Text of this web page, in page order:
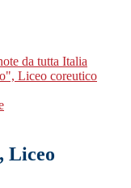
da tutta Italia
Liceo coreutico
Liceo